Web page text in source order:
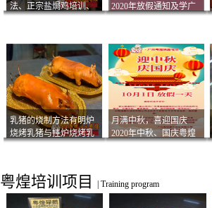
法、正宗盐焗鸡培训、
2020年放假通知及学广
乳猪的烧制方法有明炉
烧烤乳猪与挂炉烧烤乳
月满中秋，喜迎国庆
2020年中秋、国庆粤煌
粤煌培训项目 Training program